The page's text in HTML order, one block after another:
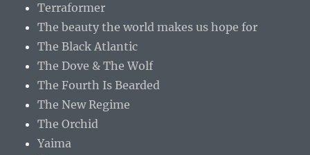
Terraformer
The beauty the world makes us hope for
The Black Atlantic
The Dove & The Wolf
The Fourth Is Bearded
The New Regime
The Orchid
Yaima